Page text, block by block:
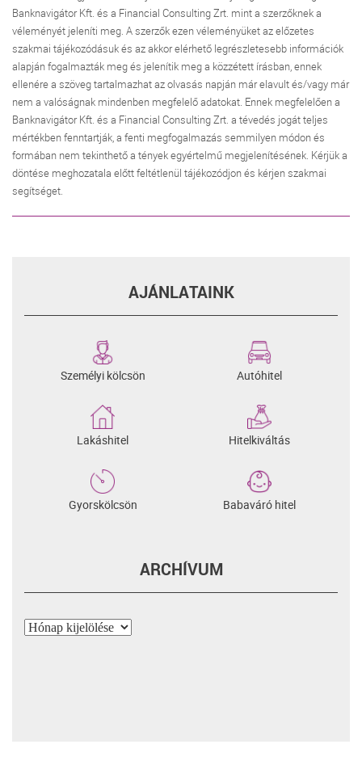
Banknavigátor Kft. és a Financial Consulting Zrt. mint a szerzőknek a
véleményét jeleníti meg. A szerzők ezen véleményüket az előzetes
szakmai tájékozódásuk és az akkor elérhető legrészletesebb információk
alapján fogalmazták meg és jelenítik meg a közzétett írásban, ennek
ellenére a szöveg tartalmazhat az olvasás napján már elavult és/vagy már
nem a valóságnak mindenben megfelelő adatokat. Ennek megfelelően a
Banknavigátor Kft. és a Financial Consulting Zrt. a tévedés jogát teljes
mértékben fenntartják, a fenti megfogalmazás semmilyen módon és
formában nem tekinthető a tények egyértelmű megjelenítésének. Kérjük a
döntése meghozatala előtt feltétlenül tájékozódjon és kérjen szakmai
segítséget.
AJÁNLATAINK
Személyi kölcsön Autóhitel
Lakáshitel Hitelkiváltás
Gyorskölcsön Babaváró hitel
ARCHÍVUM
Archívum